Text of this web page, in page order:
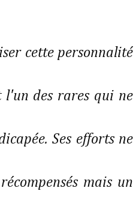
cette personnalité
l'un des rares qui ne
Ses efforts ne
mais un